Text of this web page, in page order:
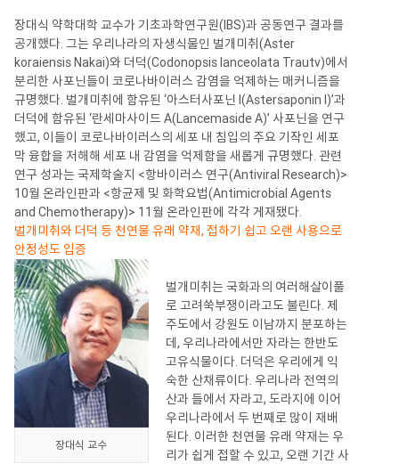
장대식 약학대학 교수가 기초과학연구원(IBS)과 공동연구 결과를
공개했다. 그는 우리나라의 자생식물인 벌개미취(Aster
koraiensis Nakai)와 더덕(Codonopsis Ianceolata Trautv)에서
분리한 사포닌들이 코로나바이러스 감염을 억제하는 매커니즘을
규명했다. 벌개미취에 함유된 ‘아스터사포닌 I(Astersaponin I)’과
더덕에 함유된 ‘란세마사이드 A(Lancemaside A)’ 사포닌을 연구
했고, 이들이 코로나바이러스의 세포 내 침입의 주요 기작인 세포
막 융합을 저해해 세포 내 감염을 억제함을 새롭게 규명했다. 관련
연구 성과는 국제학술지 <항바이러스 연구(Antiviral Research)>
10월 온라인판과 <항균제 및 화학요법(Antimicrobial Agents
and Chemotherapy)> 11월 온라인판에 각각 게재됐다.
벌개미취와 더덕 등 천연물 유래 약재, 접하기 쉽고 오랜 사용으로
안정성도 입증
장대식 교수
벌개미취는 국화과의 여러해살이풀
로 고려쑥부쟁이라고도 불린다. 제
주도에서 강원도 이남까지 분포하는
데, 우리나라에서만 자라는 한반도
고유식물이다. 더덕은 우리에게 익
숙한 산채류이다. 우리나라 전역의
산과 들에서 자라고, 도라지에 이어
우리나라에서 두 번째로 많이 재배
된다. 이러한 천연물 유래 약재는 우
리가 쉽게 접할 수 있고, 오랜 기간 사